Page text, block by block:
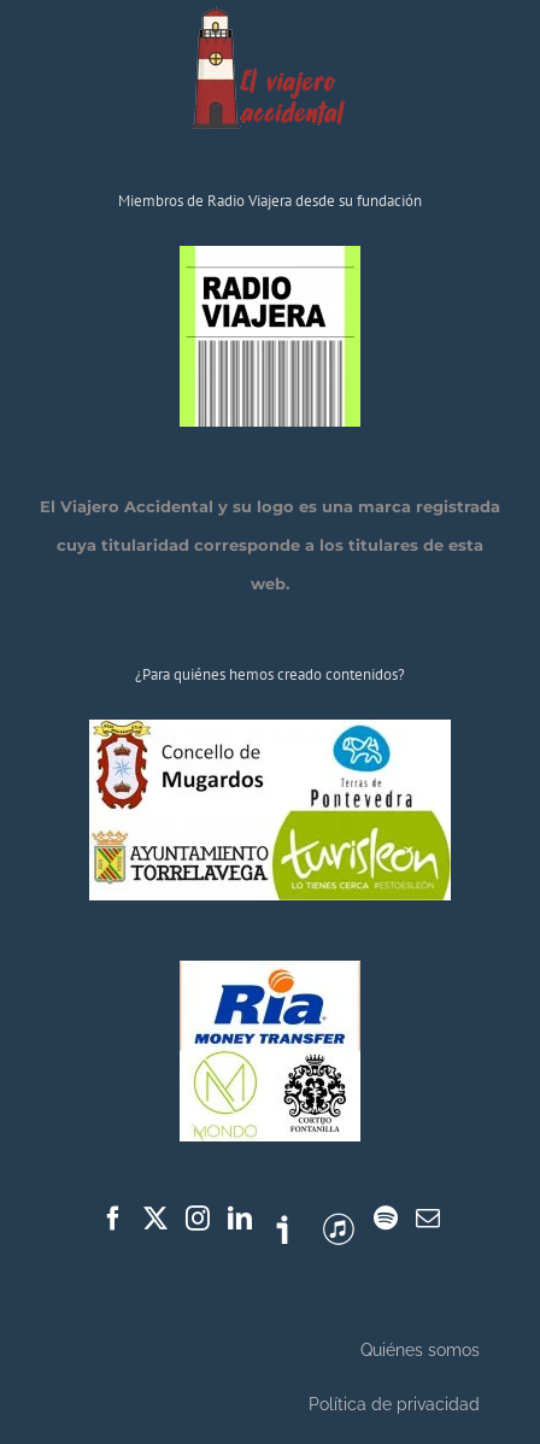
Miembros de Radio Viajera desde su fundación
El Viajero Accidental y su logo es una marca registrada
cuya titularidad corresponde a los titulares de esta
web.
¿Para quiénes hemos creado contenidos?
Quiénes somos
Política de privacidad